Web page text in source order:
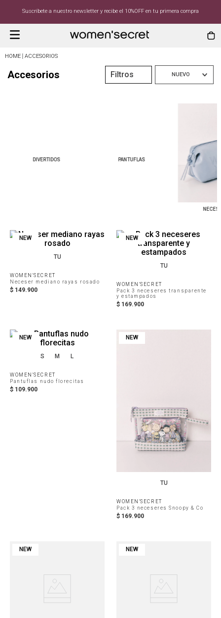
Suscríbete a nuestro newsletter y recibe el 10%OFF en tu primera compra
ACCESORIOS
Accesorios Filtros NUEVO
DIVERTIDOS PANTUFLAS
NEW
TU
WOMEN'SECRET
Neceser mediano rayas rosado
$ 149.900
NEW
TU
WOMEN'SECRET
Pack 3 neceseres transparente
y estampados
$ 169.900
NEW
S M L
WOMEN'SECRET
Pantuflas nudo florecitas
$ 109.900
NEW
TU
WOMEN'SECRET
Pack 3 neceseres Snoopy & Co
$ 169.900
NEW NEW